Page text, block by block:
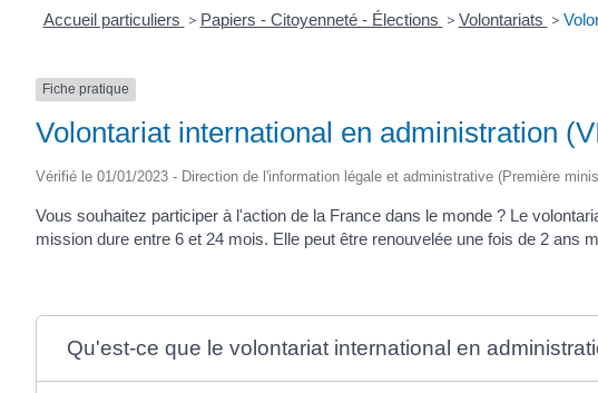
Accueil particuliers > Papiers - Citoyenneté - Élections > Volontariats >
Fiche pratique
Volontariat international en administration
Vérifié le 01/01/2023 - Direction de l'information légale et administrative (Première
Vous souhaitez participer à l'action de la France dans le monde ? Le
mission dure entre 6 et 24 mois. Elle peut être renouvelée une fois de 2 ans
Qu'est-ce que le volontariat international en